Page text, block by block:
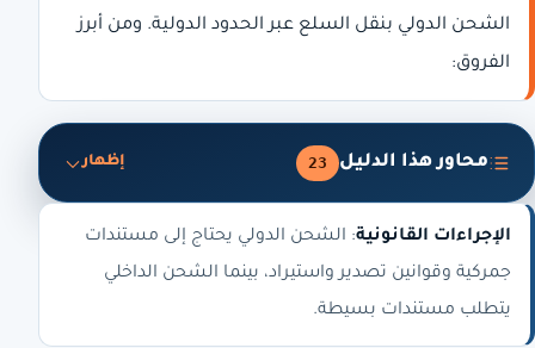
الشحن الدولي بنقل السلع عبر الحدود الدولية. ومن أبرز
الفروق:
محاور هذا الدليل 23 إظهار
الإجراءات القانونية: الشحن الدولي يحتاج إلى مستندات
جمركية وقوانين تصدير واستيراد، بينما الشحن الداخلي
يتطلب مستندات بسيطة.